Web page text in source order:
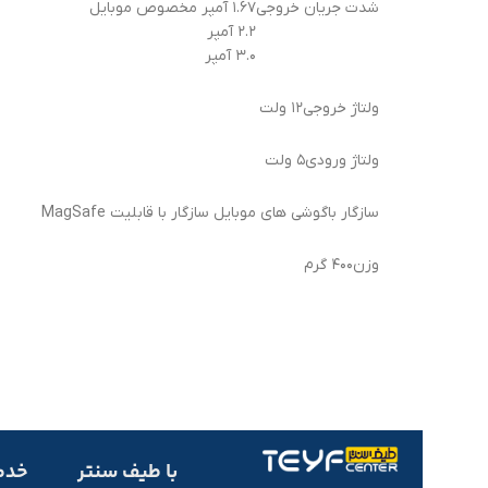
شدت جریان خروجی۱.۶۷ آمپر مخصوص موبایل
۲.۲ آمپر
۳.۰ آمپر
ولتاژ خروجی۱۲ ولت
ولتاژ ورودی۵ ولت
سازگار باگوشی های موبایل سازگار با قابلیت MagSafe
وزن۴۰۰ گرم
با طیف سنتر